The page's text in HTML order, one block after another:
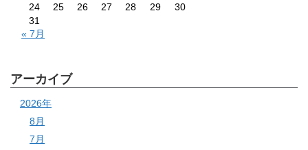
24
25 26 27 28 29
30
31
« 7月
アーカイブ
2026年
8月
7月